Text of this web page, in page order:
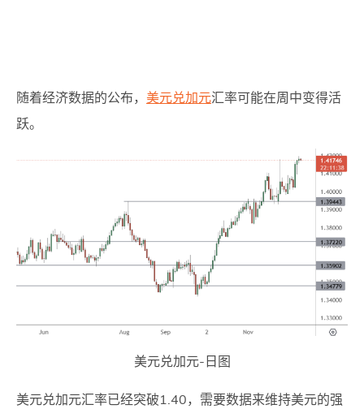
随着经济数据的公布， 美元兑加元汇率可能在周中变得活
跃。
美元兑加元-日图
美元兑加元汇率已经突破1.40，需要数据来维持美元的强